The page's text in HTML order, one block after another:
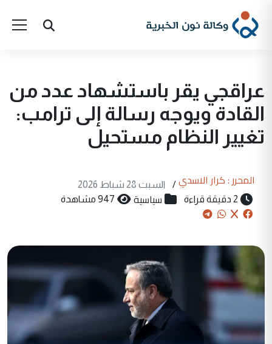
عراقجي يقر باستشهاد عدد من
القادة ويوجه رسالة إلى ترامب:
تغيير النظام مستحيل
المحرر : كرار الاسدي /
السبت 28 شباط 2026
2 دقيقة قراءة
سياسية 947 مشاهدة